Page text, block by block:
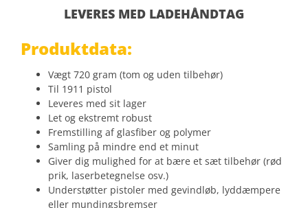
LEVERES MED LADEHÅNDTAG
Produktdata:
Vægt 720 gram (tom og uden tilbehør)
Til 1911 pistol
Leveres med sit lager
Let og ekstremt robust
Fremstilling af glasfiber og polymer
Samling på mindre end et minut
Giver dig mulighed for at bære et sæt tilbehør (rød
prik, laserbetegnelse osv.)
Understøtter pistoler med gevindløb, lyddæmpere
eller mundingsbremser